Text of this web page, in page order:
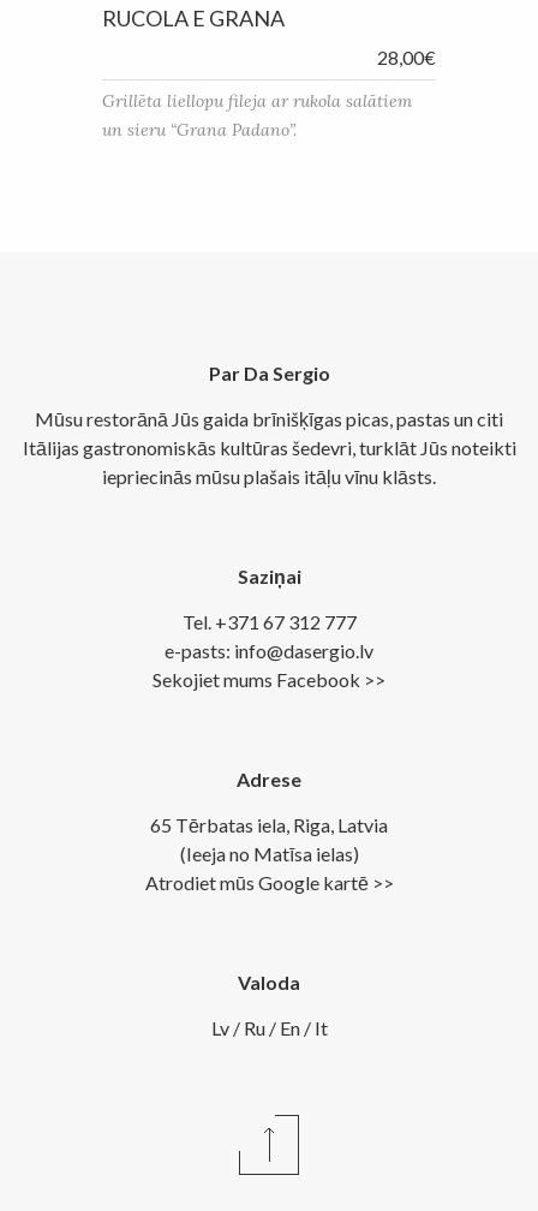
RUCOLA E GRANA
28,00€
Grillēta liellopu fileja ar rukola salātiem
un sieru “Grana Padano”.
Par Da Sergio
Mūsu restorānā Jūs gaida brīnišķīgas picas, pastas un citi
Itālijas gastronomiskās kultūras šedevri, turklāt Jūs noteikti
iepriecinās mūsu plašais itāļu vīnu klāsts.
Saziņai
Tel. +371 67 312 777
e-pasts: info@dasergio.lv
Sekojiet mums Facebook >>
Adrese
65 Tērbatas iela, Riga, Latvia
(Ieeja no Matīsa ielas)
Atrodiet mūs Google kartē >>
Valoda
Lv/ Ru/ En/ It